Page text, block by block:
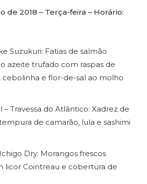
de 2018 – Terça-feira – Horário:
Suzukuri: Fatias de salmão
azeite trufado com raspas de
cebolinha e flor-de-sal ao molho
– Travessa do Atlântico: Xadrez de
de camarão, lula e sashimi
Dry: Morangos frescos
licor Cointreau e cobertura de